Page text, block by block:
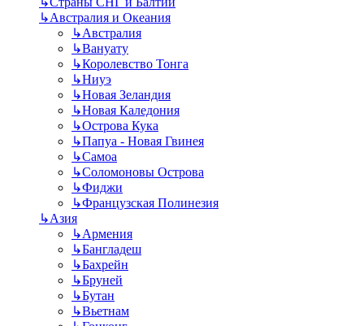
↳Австралия и Океания
↳Австралия
↳Вануату
↳Королевство Тонга
↳Ниуэ
↳Новая Зеландия
↳Новая Каледония
↳Острова Кука
↳Папуа - Новая Гвинея
↳Самоа
↳Соломоновы Острова
↳Фиджи
↳Французская Полинезия
↳Азия
↳Армения
↳Бангладеш
↳Бахрейн
↳Бруней
↳Бутан
↳Вьетнам